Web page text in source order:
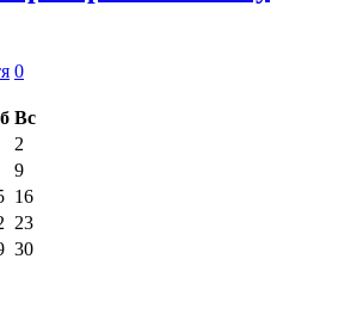
0
Вс
2
9
16
23
30